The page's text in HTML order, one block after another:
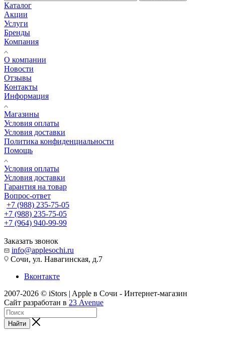
Каталог
Акции
Услуги
Бренды
Компания
О компании
Новости
Отзывы
Контакты
Информация
Магазины
Условия оплаты
Условия доставки
Политика конфиденциальности
Помощь
Условия оплаты
Условия доставки
Гарантия на товар
Вопрос-ответ
+7 (988) 235-75-05
+7 (988) 235-75-05
+7 (964) 940-99-99
Заказать звонок
info@applesochi.ru
Сочи, ул. Навагинская, д.7
Вконтакте
2007-2026 © iStors | Apple в Сочи - Интернет-магазин
Сайт разработан в 23 Avenue
Найти